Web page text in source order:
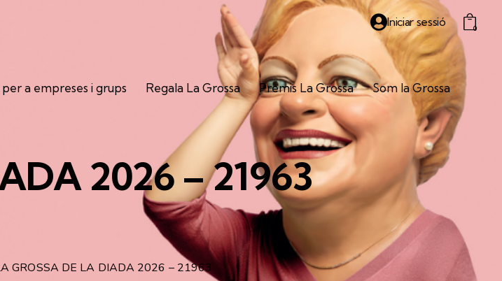
Iniciar sessió 0
a empreses i grups Regala La Grossa Premis La Grossa Som la Grossa
2026 – 21963
GROSSA DE LA DIADA 2026 – 21963